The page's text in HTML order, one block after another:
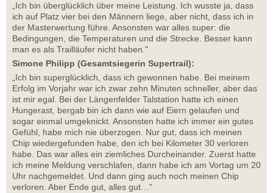
„Ich bin überglücklich über meine Leistung. Ich wusste ja, dass
ich auf Platz vier bei den Männern liege, aber nicht, dass ich in
der Masterwertung führe. Ansonsten war alles super: die
Bedingungen, die Temperaturen und die Strecke. Besser kann
man es als Trailläufer nicht haben."
Simone Philipp (Gesamtsiegerin Supertrail):
„Ich bin superglücklich, dass ich gewonnen habe. Bei meinem
Erfolg im Vorjahr war ich zwar zehn Minuten schneller, aber das
ist mir egal. Bei der Längenfelder Talstation hatte ich einen
Hungerast, bergab bin ich dann wie auf Eiern gelaufen und
sogar einmal umgeknickt. Ansonsten hatte ich immer ein gutes
Gefühl, habe mich nie überzogen. Nur gut, dass ich meinen
Chip wiedergefunden habe, den ich bei Kilometer 30 verloren
habe. Das war alles ein ziemliches Durcheinander. Zuerst hatte
ich meine Meldung verschlafen, dann habe ich am Vortag um 20
Uhr nachgemeldet. Und dann ging auch noch meinen Chip
verloren. Aber Ende gut, alles gut…"